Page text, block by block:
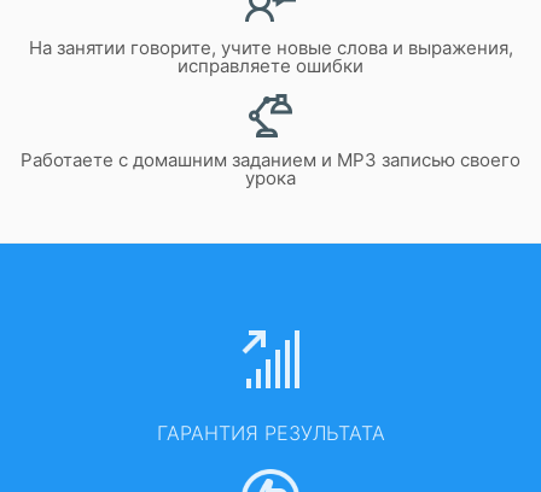
На занятии говорите, учите новые слова и выражения,
исправляете ошибки
Работаете с домашним заданием и MP3 записью своего
урока
ГАРАНТИЯ РЕЗУЛЬТАТА